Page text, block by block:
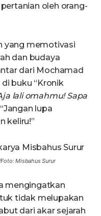
oleh orang-
yang memotivasi
dan budaya
dari Mochamad
buku “Kronik
lali omahmu! Sapa
lupa
keliru!”
Misbahus Surur
mengingatkan
tidak melupakan
dari akar sejarah